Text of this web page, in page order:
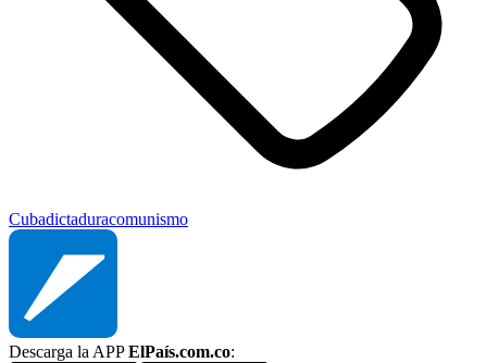
Cubadictaduracomunismo
Descarga la APPElPaís.com.co: